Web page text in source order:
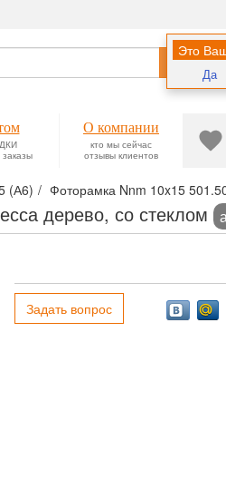
Это
Да
Найти
О компании
кто мы сейчас
отзывы клиентов
(А6) Фоторамка Nnm 10x15
дерево, со стеклом
Задать вопрос